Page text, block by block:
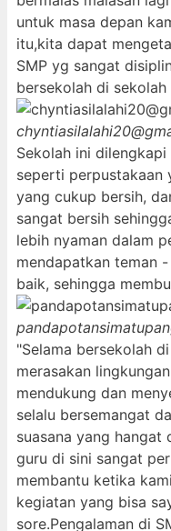
untuk masa depan
itu,kita dapat
SMP yg sangat
bersekolah di sekolah
Sekolah ini
seperti perpustakaan
yang cukup bersih,
sangat bersih
lebih nyaman dalam
mendapatkan teman
baik, sehingga
"Selama bersekolah
merasakan
mendukung dan
selalu bersemangat
suasana yang hangat
guru di sini sangat
membantu ketika
kegiatan yang bisa
sore.Pengalaman di